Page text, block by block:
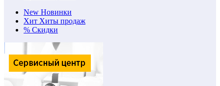
New Новинки
Хит Хиты продаж
% Скидки